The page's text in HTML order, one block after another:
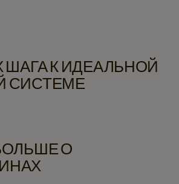
ШАГА К ИДЕАЛЬНОЙ
СИСТЕМЕ
О